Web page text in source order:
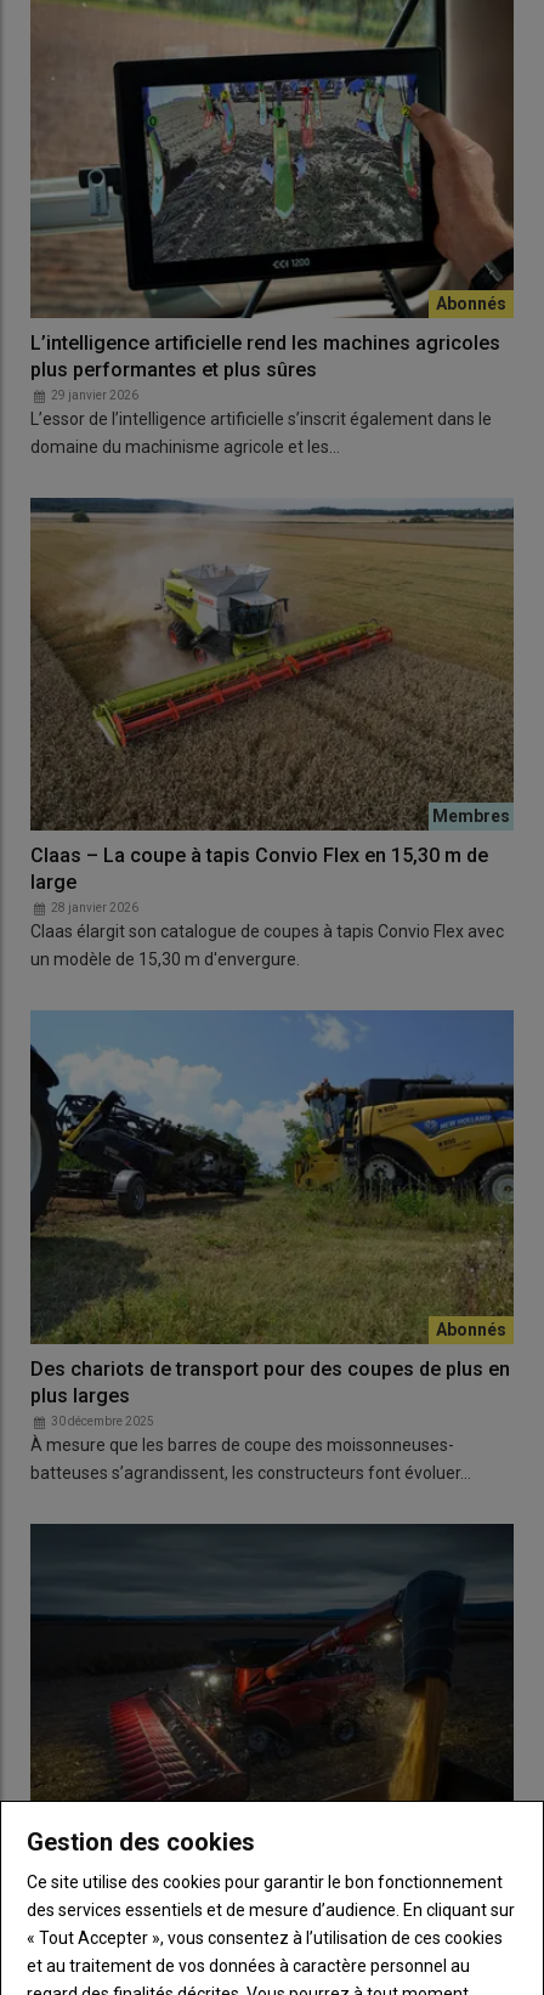
L’intelligence artificielle rend les machines agricoles
plus performantes et plus sûres
29 janvier 2026
L’essor de l’intelligence artificielle s’inscrit également dans le
domaine du machinisme agricole et les…
Claas – La coupe à tapis Convio Flex en 15,30 m de
large
28 janvier 2026
Claas élargit son catalogue de coupes à tapis Convio Flex avec
un modèle de 15,30 m d'envergure.
Des chariots de transport pour des coupes de plus en
plus larges
30 décembre 2025
À mesure que les barres de coupe des moissonneuses-
batteuses s’agrandissent, les constructeurs font évoluer…
Case IH - Des cueilleurs 12 et 16 rangs pour les Axial-
Flow
10 décembre 2025
Case IH lance une nouvelle gamme de cueilleurs à maïs, la
série C500.
Gestion des cookies
Ce site utilise des cookies pour garantir le bon fonctionnement
des services essentiels et de mesure d’audience. En cliquant sur
« Tout Accepter », vous consentez à l’utilisation de ces cookies
et au traitement de vos données à caractère personnel au